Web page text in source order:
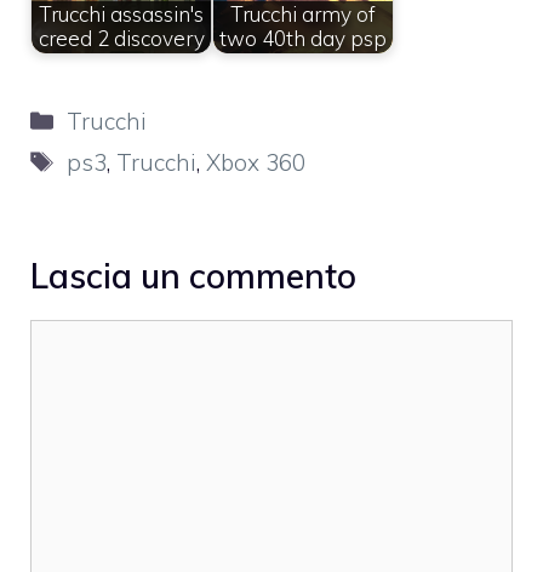
Trucchi assassin's
creed 2 discovery
Trucchi army of
two 40th day psp
Categorie
Trucchi
Tag
ps3, Trucchi,Xbox 360
Lascia un commento